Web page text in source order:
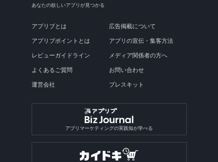
あなたの欲しいアプリが見つかる
アプリブとは
アプリブポイントとは
レビューガイドライン
よくあるご質問
運営会社
広告掲載について
アプリの宣伝・集客方法
メディア関係者の方へ
お問い合わせ
プレスキット
アプリマーケティングの実践知が学べる